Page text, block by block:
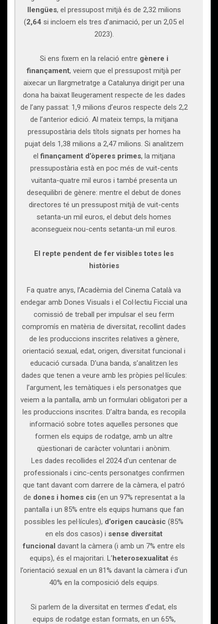
llengües, el pressupost mitjà és de 2,32 milions
(2,64 si incloem els tres d’animació, per un 2,05 el
2023).
Si ens fixem en la relació entre gènere i
finançament, veiem que el pressupost mitjà per
aixecar un llargmetratge a Catalunya dirigit per una
dona ha baixat lleugerament respecte de les dades
de l’any passat: 1,9 milions d’euros respecte dels 2,2
de l’anterior edició. Al mateix temps, la mitjana
pressupostària dels títols signats per homes ha
pujat dels 1,38 milions a 2,47 milions. Si analitzem
elfinançament d’òperes primes, la mitjana
pressupostària està en poc més de vuit-cents
vuitanta-quatre mil euros i també presenta un
desequilibri de gènere: mentre el debut de dones
directores té un pressupost mitjà de vuit-cents
setanta-un mil euros, el debut dels homes
aconsegueix nou-cents setanta-un mil euros.
El repte pendent de fer visibles totes les
històries
Fa quatre anys, l’Acadèmia del Cinema Català va
endegar amb Dones Visuals i el Col·lectiu Ficcial una
comissió de treball per impulsar el seu ferm
compromís en matèria de diversitat, recollint dades
de les produccions inscrites relatives a gènere,
orientació sexual, edat, origen, diversitat funcional i
educació cursada. D’una banda, s’analitzen les
dades que tenen a veure amb les pròpies pel·lícules:
l’argument, les temàtiques i els personatges que
veiem a la pantalla, amb un formulari obligatori per a
les produccions inscrites. D’altra banda, es recopila
informació sobre totes aquelles persones que
formen els equips de rodatge, amb un altre
qüestionari de caràcter voluntari i anònim.
Les dades recollides el 2024 d’un centenar de
professionals i cinc-cents personatges confirmen
que tant davant com darrere de la càmera, el patró
de dones i homes cis(en un 97% representat a la
pantalla i un 85% entre els equips humans que fan
possibles les pel·lícules), d’origen caucàsic (85%
en els dos casos) i sense diversitat
funcional davant la càmera (i amb un 7% entre els
equips), és el majoritari. L’heterosexualitat és
l’orientació sexual en un 81% davant la càmera i d’un
40% en la composició dels equips.
Si parlem de la diversitat en termes d’edat, els
equips de rodatge estan formats, en un 65%,